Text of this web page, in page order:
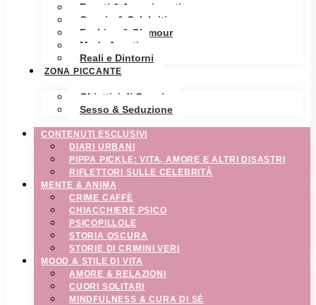
Eventi & Avvenimenti
Gossip & Celebrities
Fashion & Glamour
Moda Avanti
Reali e Dintorni
ZONA PICCANTE
Obiettivi di Coppia
Sesso & Seduzione
CONTENUTI ESCLUSIVI
DIARI URBANI
PIPPA PICKLE: VITA, AMORE E ALTRI DISASTRI
RIFLETTORI SULLE CELEBRITÀ
MENTE & ANIMA
CRIME CAFFÈ
CHIACCHIERE PSICO
PSICOPILLOLE
STORIA OSCURA
STORIE DI CRIMINI VERI
MOOD & STILE DI VITA
AMORE & RELAZIONI
CUORI SOLITARI
MINDFULNESS & CURA DI SÉ